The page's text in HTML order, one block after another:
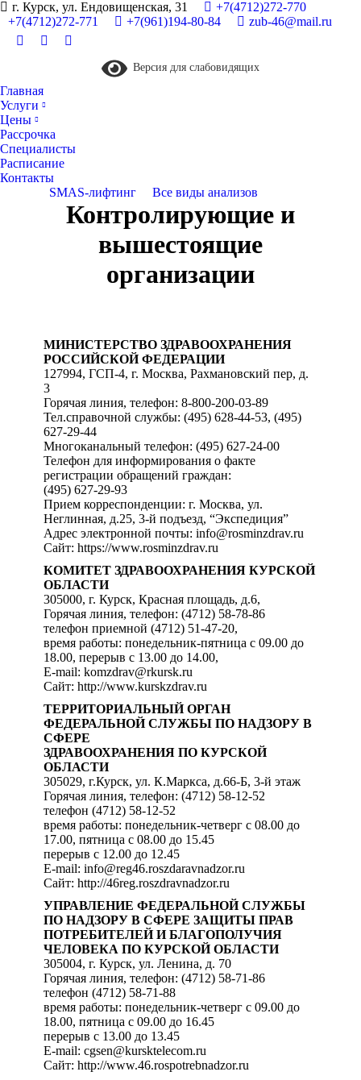
г. Курск, ул. Ендовищенская, 31
+7(4712)272-770
+7(4712)272-771
+7(961)194-80-84 zub-46@mail.ru
Версия для слабовидящих
Главная
Услуги
Цены
Рассрочка
Специалисты
Расписание
Контакты
SMAS-лифтинг
Все виды анализов
Контролирующие и
вышестоящие
организации
МИНИСТЕРСТВО ЗДРАВООХРАНЕНИЯ
РОСCИЙСКОЙ ФЕДЕРАЦИИ
127994, ГСП-4, г. Москва, Рахмановский пер, д.
3
Горячая линия, телефон: 8-800-200-03-89
Тел.справочной службы: (495) 628-44-53, (495)
627-29-44
Многоканальный телефон: (495) 627-24-00
Телефон для информирования о факте
регистрации обращений граждан:
(495) 627-29-93
Прием корреспонденции: г. Москва, ул.
Неглинная, д.25, 3-й подъезд, “Экспедиция”
Адрес электронной почты: info@rosminzdrav.ru
Сайт: https://www.rosminzdrav.ru
КОМИТЕТ ЗДРАВООХРАНЕНИЯ КУРСКОЙ
ОБЛАСТИ
305000, г. Курск, Красная площадь, д.6,
Горячая линия, телефон: (4712) 58-78-86
телефон приемной (4712) 51-47-20,
время работы: понедельник-пятница с 09.00 до
18.00, перерыв с 13.00 до 14.00,
E-mail: komzdrav@rkursk.ru
Сайт: http://www.kurskzdrav.ru
ТЕРРИТОРИАЛЬНЫЙ ОРГАН
ФЕДЕРАЛЬНОЙ СЛУЖБЫ ПО НАДЗОРУ В
СФЕРЕ
ЗДРАВООХРАНЕНИЯ ПО КУРСКОЙ
ОБЛАСТИ
305029, г.Курск, ул. К.Маркса, д.66-Б, 3-й этаж
Горячая линия, телефон: (4712) 58-12-52
телефон (4712) 58-12-52
время работы: понедельник-четверг с 08.00 до
17.00, пятница с 08.00 до 15.45
перерыв с 12.00 до 12.45
E-mail: info@reg46.roszdaravnadzor.ru
Сайт: http://46reg.roszdravnadzor.ru
УПРАВЛЕНИЕ ФЕДЕРАЛЬНОЙ СЛУЖБЫ
ПО НАДЗОРУ В СФЕРЕ ЗАЩИТЫ ПРАВ
ПОТРЕБИТЕЛЕЙ И БЛАГОПОЛУЧИЯ
ЧЕЛОВЕКА ПО КУРСКОЙ ОБЛАСТИ
305004, г. Курск, ул. Ленина, д. 70
Горячая линия, телефон: (4712) 58-71-86
телефон (4712) 58-71-88
время работы: понедельник-четверг с 09.00 до
18.00, пятница с 09.00 до 16.45
перерыв с 13.00 до 13.45
E-mail: cgsen@kursktelecom.ru
Сайт: http://www.46.rospotrebnadzor.ru